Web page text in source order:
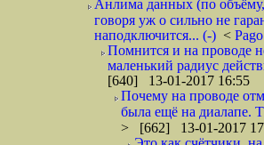
Анлима данных (по
говоря уж о сильно не
наподключится... (-) <
Помнится и на проводе
маленький радиус
[640] 13-01-2017 16:55
Почему на проводе
была ещё на диалапе.
> [662] 13-01-2017